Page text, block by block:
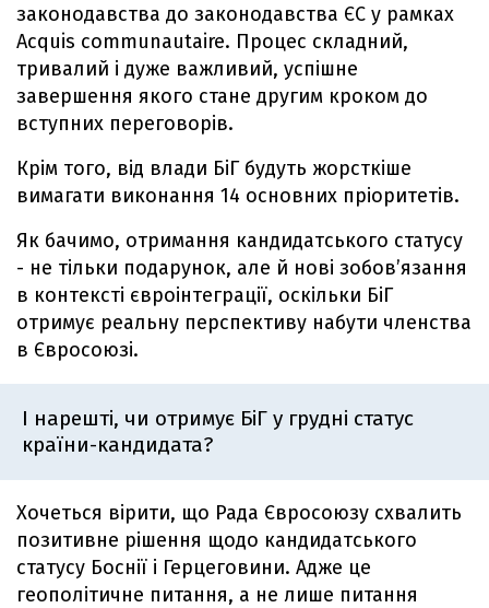
законодавства до законодавства ЄС у рамках
Acquis communautaire. Процес складний,
тривалий і дуже важливий, успішне
завершення якого стане другим кроком до
вступних переговорів.
Крім того, від влади БіГ будуть жорсткіше
вимагати виконання 14 основних пріоритетів.
Як бачимо, отримання кандидатського статусу
- не тільки подарунок, але й нові зобов’язання
в контексті євроінтеграції, оскільки БіГ
отримує реальну перспективу набути членства
в Євросоюзі.
І нарешті, чи отримує БіГ у грудні статус
країни-кандидата?
Хочеться вірити, що Рада Євросоюзу схвалить
позитивне рішення щодо кандидатського
статусу Боснії і Герцеговини. Адже це
геополітичне питання, а не лише питання